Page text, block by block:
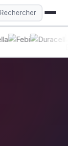
Rechercher